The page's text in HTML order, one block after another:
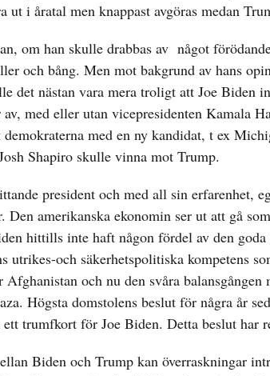
ut i åratal men knappast avgöras medan
om han skulle drabbas av något
och bång. Men mot bakgrund av hans
det nästan vara mera troligt att Joe Biden
med eller utan vicepresidenten Kamala
med en ny kandidat, t ex
Shapiro skulle vinna mot Trump.
president och med all sin erfarenhet,
amerikanska ekonomin ser ut att gå
hittills inte haft någon fördel av den
och säkerhetspolitiska kompetens
och nu den svåra
Högsta domstolens beslut för några år
trumfkort för Joe Biden. Detta beslut har
Biden och Trump kan överraskningar